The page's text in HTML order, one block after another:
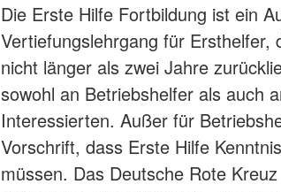
Die Erste Hilfe Fortbildung ist ein
Vertiefungslehrgang für Ersthelfer,
nicht länger als zwei Jahre
sowohl an Betriebshelfer als auch
Interessierten. Außer für
Vorschrift, dass Erste Hilfe
müssen. Das Deutsche Rote